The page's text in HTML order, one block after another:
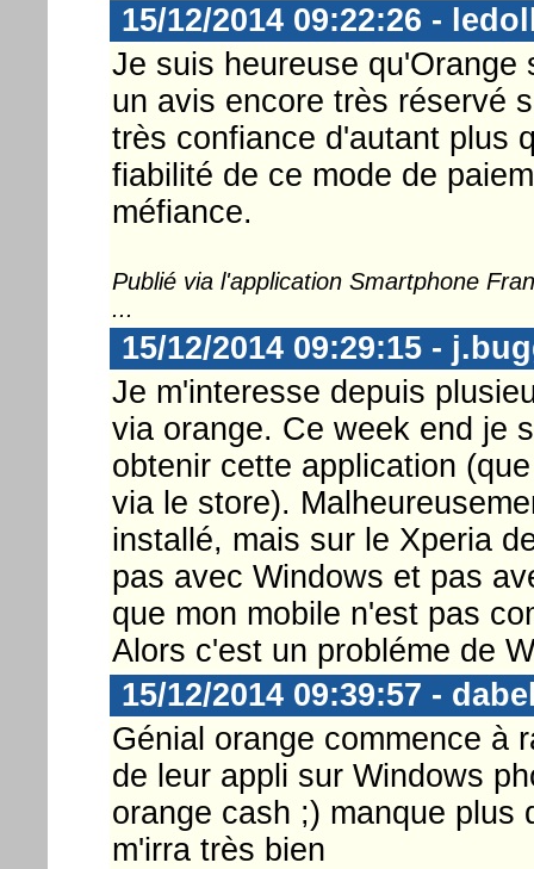
15/12/2014 09:22:26 -
Je suis heureuse
un avis encore très réservé
très confiance d'autant plus
fiabilité de ce mode de
méfiance.
Publié via l'application Smartphone
...
15/12/2014 09:29:15 -
Je m'interesse depuis
via orange. Ce week end je
obtenir cette application
via le store).
installé, mais sur le Xperia
pas avec Windows et pas
que mon mobile n'est pas
Alors c'est un probléme de
15/12/2014 09:39:57 -
Génial orange commence à
de leur appli sur Windows
orange cash ;) manque plus
m'irra très bien